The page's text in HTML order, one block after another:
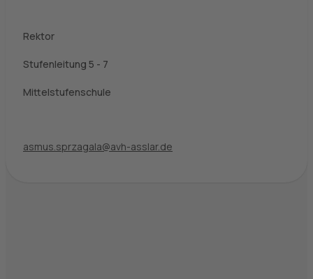
Rektor
Stufenleitung 5 - 7
Mittelstufenschule
asmus.sprzagala@avh-asslar.de